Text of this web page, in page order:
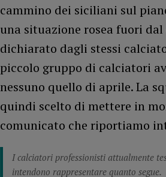
cammino dei siciliani sul
una situazione rosea fuori
dichiarato dagli stessi
piccolo gruppo di calciatori
nessuno quello di aprile. La
quindi scelto di mettere in
comunicato che riportiamo
I calciatori professionisti attualmente
intendono rappresentare quanto segue.